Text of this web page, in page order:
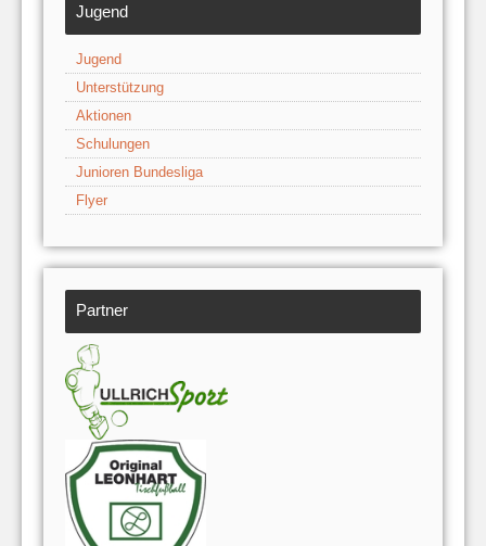
Jugend
Jugend
Unterstützung
Aktionen
Schulungen
Junioren Bundesliga
Flyer
Partner